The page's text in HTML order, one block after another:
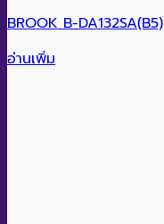
BROOK B-DA132SA(B5)
อ่านเพิ่ม